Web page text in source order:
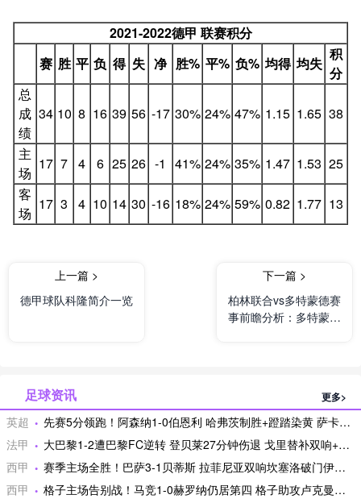
2021-2022德甲 联赛积分
赛 胜 平 负 得 失 净 胜% 平% 负% 均得 均失
积
分
总
成
绩
34 10 8 16 39 56 -17 30% 24% 47% 1.15 1.65 38
主
场
17 7 4 6 25 26 -1 41% 24% 35% 1.47 1.53 25
客
场
17 3 4 10 14 30 -16 18% 24% 59% 0.82 1.77 13
上一篇 >
德甲球队科隆简介一览
下一篇 >
柏林联合vs多特蒙德赛
事前瞻分析：多特蒙德
足球资讯 更多>
英超
先赛5分领跑！阿森纳1-0伯恩利 哈弗茨制胜+蹬踏染黄 萨卡献助攻
法甲
大巴黎1-2遭巴黎FC逆转 登贝莱27分钟伤退 戈里替补双响+读秒绝杀
西甲
赛季主场全胜！巴萨3-1贝蒂斯 拉菲尼亚双响坎塞洛破门伊斯科点射
西甲
格子主场告别战！马竞1-0赫罗纳仍居第四 格子助攻卢克曼制胜球